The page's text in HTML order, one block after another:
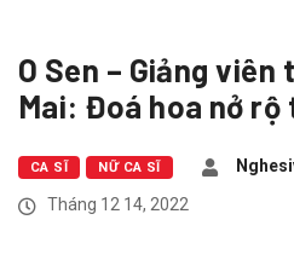
O Sen – Giảng
Mai: Đoá hoa nở rộ
CA SĨ NỮ CA SĨ
Tháng 12 14, 2022